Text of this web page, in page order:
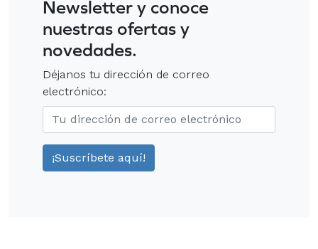
Newsletter y conoce
nuestras ofertas y
novedades.
Déjanos tu dirección de correo
electrónico: